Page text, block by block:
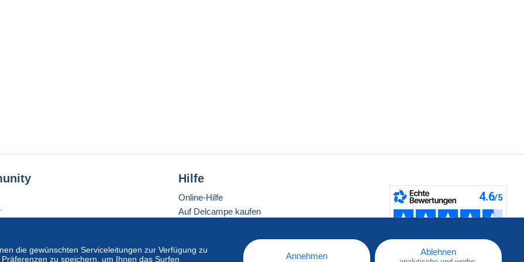
die gewünschten Serviceleitungen zur Verfügung zu
zu speichern, um Ihnen das Surfen
Annehmen Ablehnen
Hilfe
Online-Hilfe
Auf Delcampe kaufen
Eine sichere Website